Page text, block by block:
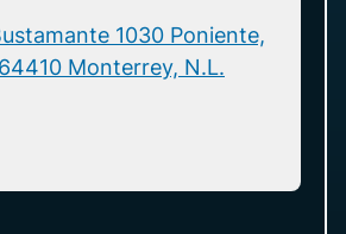
1030 Poniente,
Monterrey, N.L.